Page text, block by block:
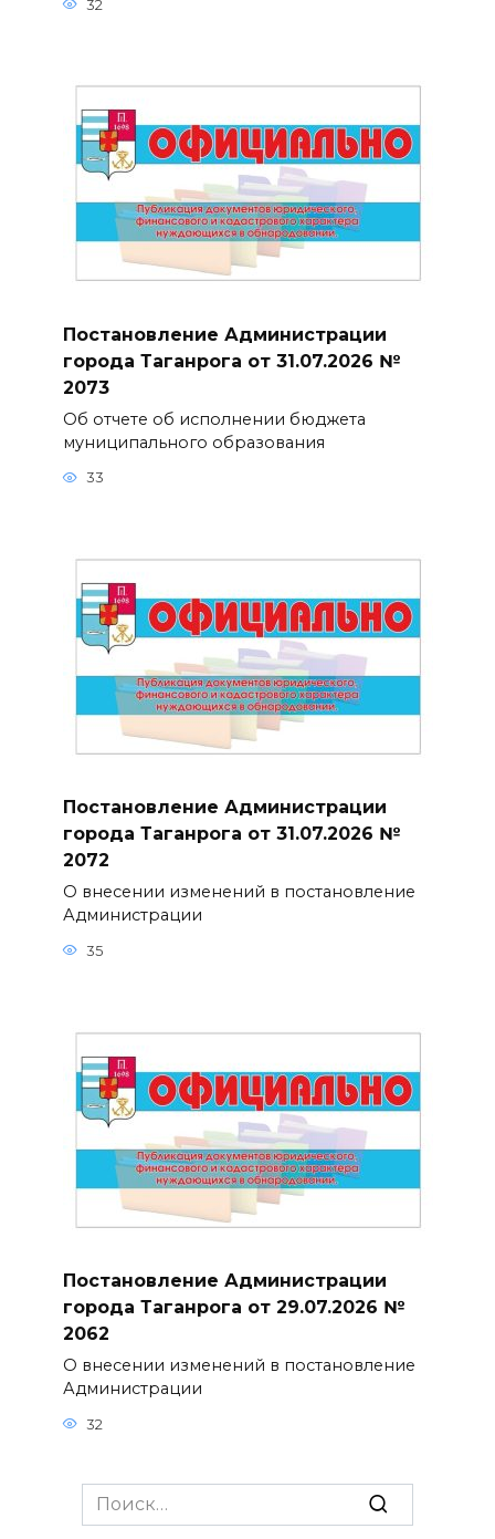
32
Постановление Администрации
города Таганрога от 31.07.2026 №
2073
Об отчете об исполнении бюджета
муниципального образования
33
Постановление Администрации
города Таганрога от 31.07.2026 №
2072
О внесении изменений в постановление
Администрации
35
Постановление Администрации
города Таганрога от 29.07.2026 №
2062
О внесении изменений в постановление
Администрации
32
Search
for: